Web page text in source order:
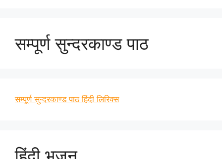
सम्पूर्ण सुन्दरकाण्ड पाठ
सम्पूर्ण सुन्दरकाण्ड पाठ हिंदी लिरिक्स